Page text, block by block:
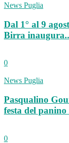
News Puglia
Dal 1° al 9
Birra
0
News Puglia
Pasqualino
festa del panino
0